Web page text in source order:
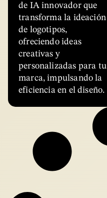
de IA innovador que
transforma la ideación
de logotipos,
ofreciendo ideas
creativas y
personalizadas para tu
marca, impulsando la
eficiencia en el diseño.